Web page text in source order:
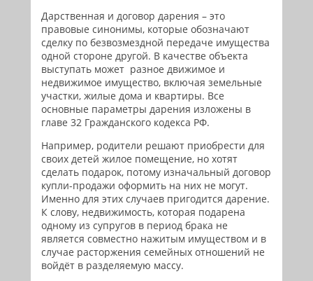
Дарственная и договор дарения – это
правовые синонимы, которые обозначают
сделку по безвозмездной передаче имущества
одной стороне другой. В качестве объекта
выступать может разное движимое и
недвижимое имущество, включая земельные
участки, жилые дома и квартиры. Все
основные параметры дарения изложены в
главе 32 Гражданского кодекса РФ.
Например, родители решают приобрести для
своих детей жилое помещение, но хотят
сделать подарок, потому изначальный договор
купли-продажи оформить на них не могут.
Именно для этих случаев пригодится дарение.
К слову, недвижимость, которая подарена
одному из супругов в период брака не
является совместно нажитым имуществом и в
случае расторжения семейных отношений не
войдёт в разделяемую массу.